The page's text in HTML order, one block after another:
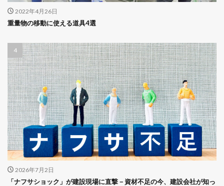
2022年4月26日
重量物の移動に使える道具4選
2026年7月2日
「ナフサショック」が建設現場に直撃－資材不足の今、建設会社が知っ